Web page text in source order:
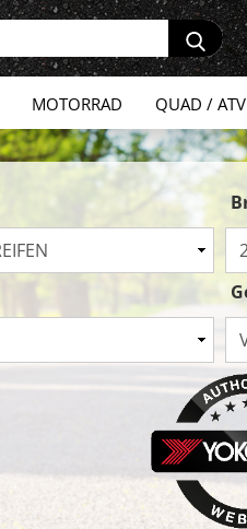
MOTORRAD QUAD / ATV